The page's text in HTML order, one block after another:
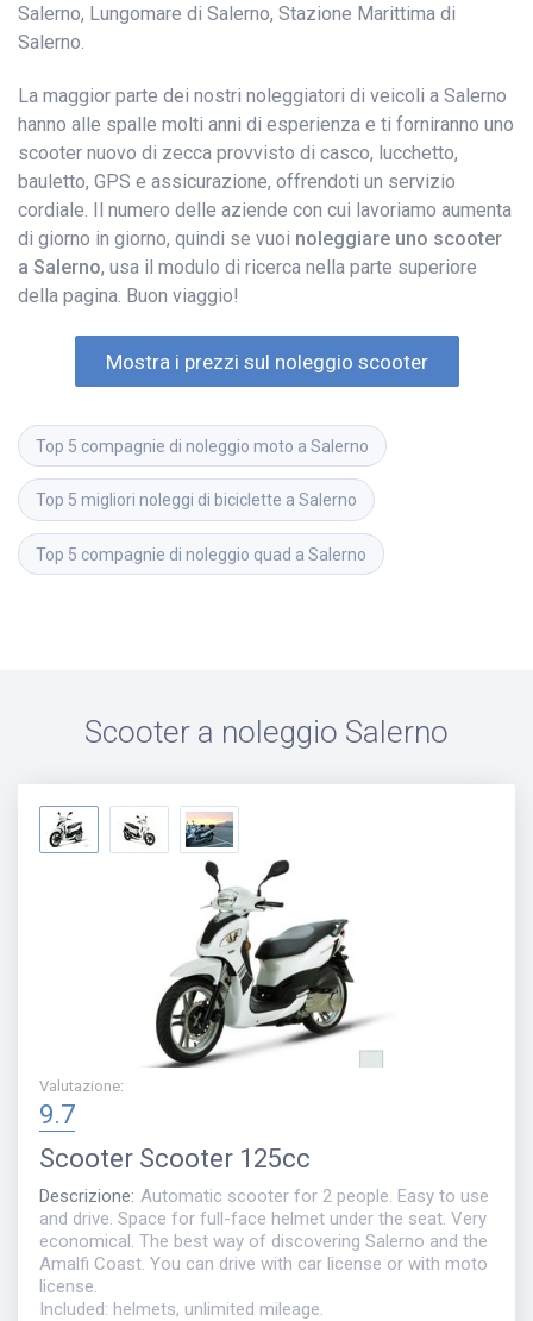
Salerno, Lungomare di Salerno, Stazione Marittima di
Salerno.
La maggior parte dei nostri noleggiatori di veicoli a Salerno
hanno alle spalle molti anni di esperienza e ti forniranno uno
scooter nuovo di zecca provvisto di casco, lucchetto,
bauletto, GPS e assicurazione, offrendoti un servizio
cordiale. Il numero delle aziende con cui lavoriamo aumenta
di giorno in giorno, quindi se vuoi noleggiare uno scooter
a Salerno, usa il modulo di ricerca nella parte superiore
della pagina. Buon viaggio!
Mostra i prezzi sul noleggio scooter
Top 5 compagnie di noleggio moto a Salerno
Top 5 migliori noleggi di biciclette a Salerno
Top 5 compagnie di noleggio quad a Salerno
Scooter a noleggio Salerno
Valutazione:
9.7
Scooter Scooter 125cc
Descrizione: Automatic scooter for 2 people. Easy to use
and drive. Space for full-face helmet under the seat. Very
economical. The best way of discovering Salerno and the
Amalfi Coast. You can drive with car license or with moto
license.
Included: helmets, unlimited mileage.